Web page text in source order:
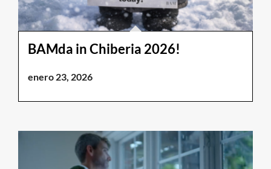
BAMda in Chiberia 2026!
enero 23, 2026